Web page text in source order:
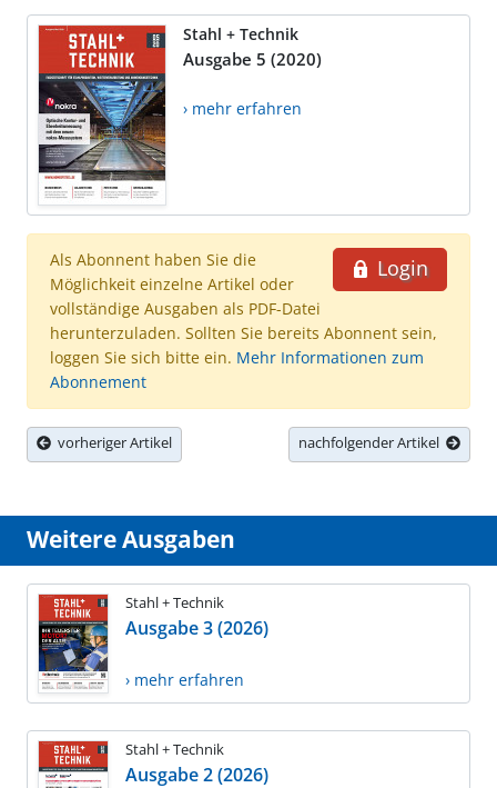
Stahl + Technik
Ausgabe 5 (2020)
› mehr erfahren
Login
Als Abonnent haben Sie die
Möglichkeit einzelne Artikel oder
vollständige Ausgaben als PDF-Datei
herunterzuladen. Sollten Sie bereits Abonnent sein,
loggen Sie sich bitte ein. Mehr Informationen zum
Abonnement
vorheriger Artikel nachfolgender Artikel
Weitere Ausgaben
Stahl + Technik
Ausgabe 3 (2026)
› mehr erfahren
Stahl + Technik
Ausgabe 2 (2026)